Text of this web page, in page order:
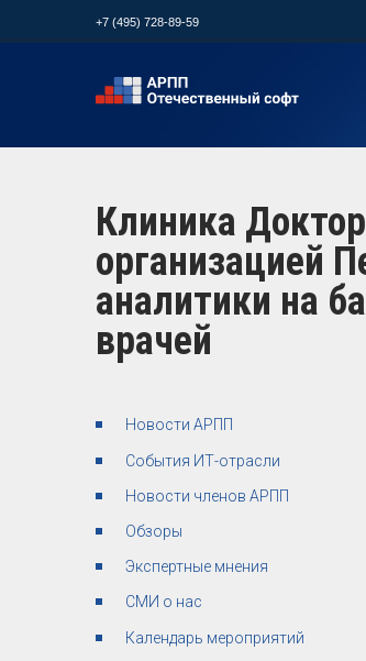
+7 (495) 728-89-59
Клиника
организацией
аналитики на
врачей
Новости АРПП
События ИТ-отрасли
Новости членов АРПП
Обзоры
Экспертные мнения
СМИ о нас
Календарь мероприятий